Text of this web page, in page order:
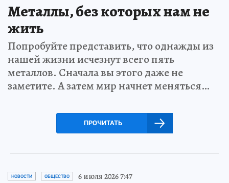
Металлы, без которых нам не
жить
Попробуйте представить, что однажды из
нашей жизни исчезнут всего пять
металлов. Сначала вы этого даже не
заметите. А затем мир начнет меняться…
ПРОЧИТАТЬ
НОВОСТИ ОБЩЕСТВО 6 июля 2026 7:47